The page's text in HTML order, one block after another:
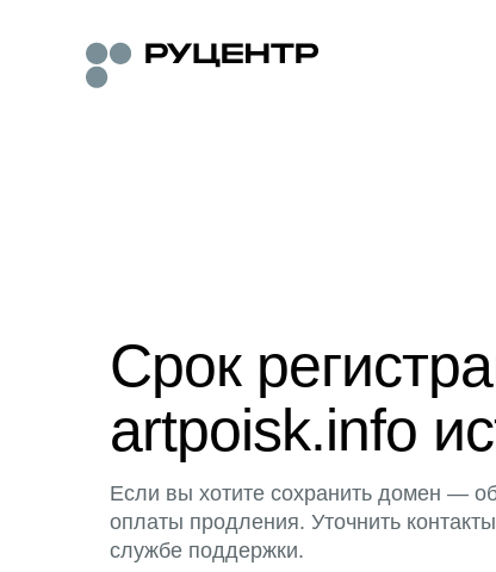
Срок
artpoisk.info
Если вы хотите сохранить домен —
оплаты продления. Уточнить
службе поддержки.